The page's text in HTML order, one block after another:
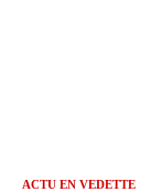
ACTU EN VEDETTE